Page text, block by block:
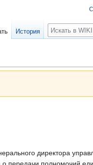
директора
передачи полномочий
История Поиск